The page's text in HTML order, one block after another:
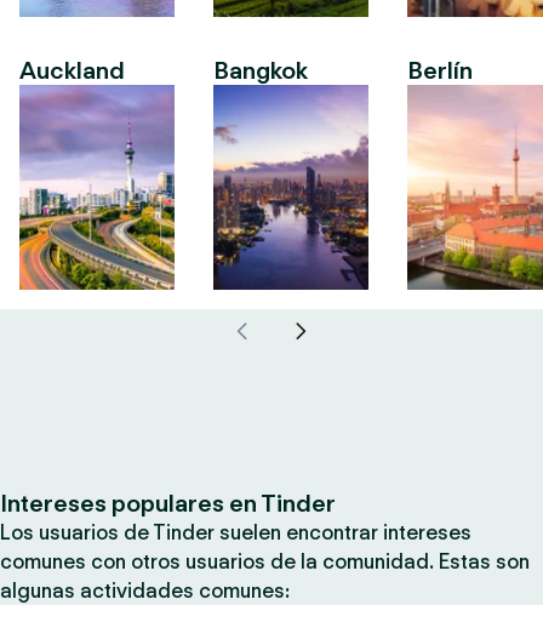
Auckland Bangkok Berlín
Intereses populares en Tinder
Los usuarios de Tinder suelen encontrar intereses
comunes con otros usuarios de la comunidad. Estas son
algunas actividades comunes: